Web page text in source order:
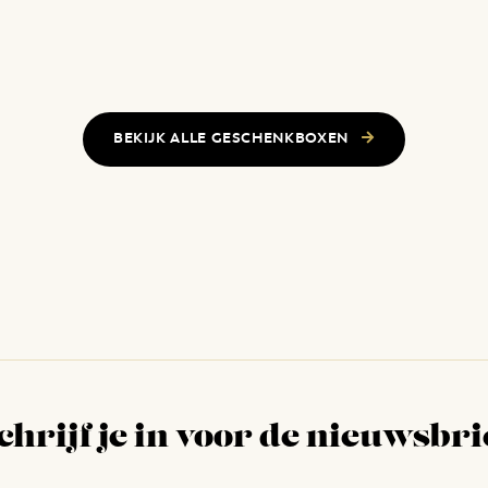
BEKIJK ALLE GESCHENKBOXEN
je in voor de